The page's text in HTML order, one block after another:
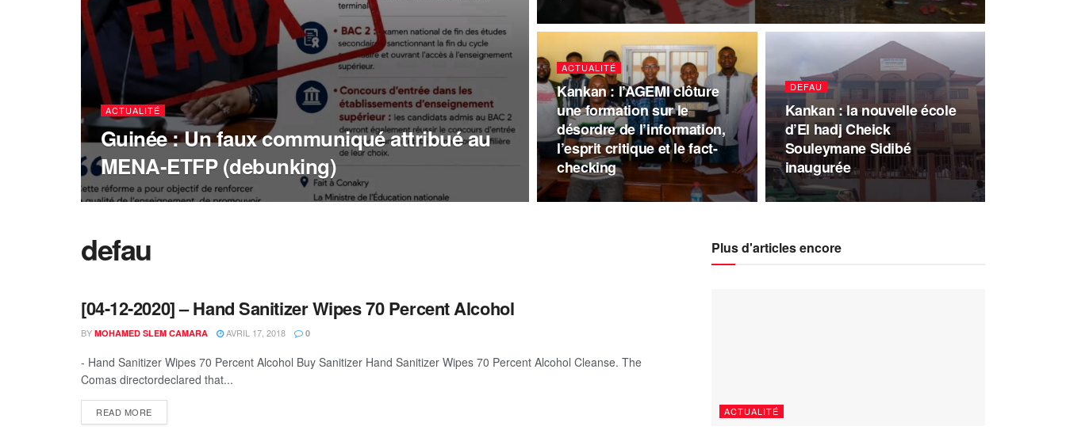
ACTUALITÉ
Guinée : Un faux communiqué attribué au
MENA-ETFP (debunking)
ACTUALITÉ
Kankan : l’AGEMI clôture
une formation sur le
désordre de l’information,
l’esprit critique et le fact-
checking
DEFAU
Kankan : la nouvelle école
d’El hadj Cheick
Souleymane Sidibé
inaugurée
defau
DEFAU
[04-12-2020] – Hand Sanitizer Wipes 70 Percent Alcohol
BY MOHAMED SLEM CAMARA AVRIL 17, 2018 0
- Hand Sanitizer Wipes 70 Percent Alcohol Buy Sanitizer Hand Sanitizer Wipes 70 Percent Alcohol Cleanse. The
Comas directordeclared that...
READ MORE
Plus d'articles encore
ACTUALITÉ